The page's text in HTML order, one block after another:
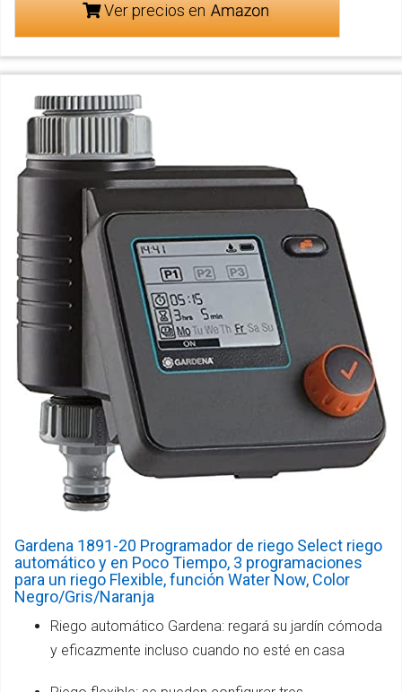
Ver precios en
Gardena 1891-20 Programador de riego Select riego
automático y en Poco Tiempo, 3 programaciones
para un riego Flexible, función Water Now, Color
Negro/Gris/Naranja
Riego automático Gardena: regará su jardín cómoda
y eficazmente incluso cuando no esté en casa